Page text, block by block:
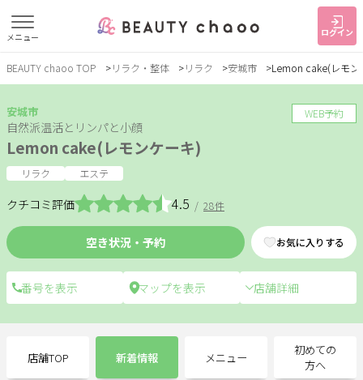
メニュー ログイン
すでに会員の方 はじめてご利用の方
ジャンルで探す
ヘア・メイク ネイル・まつげ エステ
スクール・
トレーニング
BEAUTY chaoo TOP リラク・整体 リラク 安城市 Lemon cake(レモン
安城市
自然派温活とリンパと小顔
Lemon cake(レモンケーキ)
リラク エステ
空き状況・予約 お気に入りする
クチコミ評価 4.5 / 28件
店舗詳細
WEB予約
店舗TOP 新着情報 メニュー
初めての
方へ